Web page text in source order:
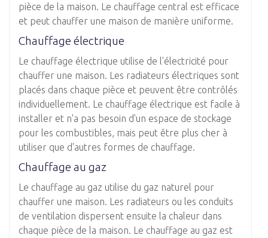
pièce de la maison. Le chauffage central est efficace
et peut chauffer une maison de manière uniforme.
Chauffage électrique
Le chauffage électrique utilise de l'électricité pour
chauffer une maison. Les radiateurs électriques sont
placés dans chaque pièce et peuvent être contrôlés
individuellement. Le chauffage électrique est facile à
installer et n'a pas besoin d'un espace de stockage
pour les combustibles, mais peut être plus cher à
utiliser que d'autres formes de chauffage.
Chauffage au gaz
Le chauffage au gaz utilise du gaz naturel pour
chauffer une maison. Les radiateurs ou les conduits
de ventilation dispersent ensuite la chaleur dans
chaque pièce de la maison. Le chauffage au gaz est